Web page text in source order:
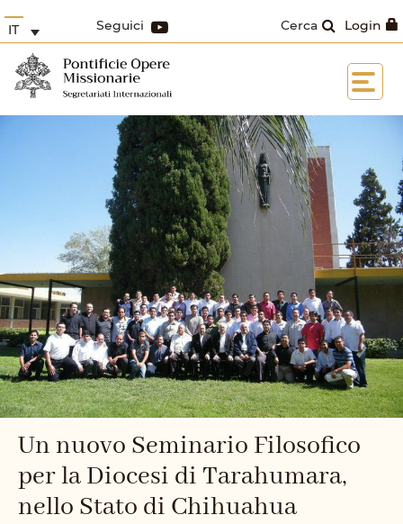
Login
Cerca
Seguici
IT
Un nuovo Seminario Filosofico
per la Diocesi di Tarahumara,
nello Stato di Chihuahua